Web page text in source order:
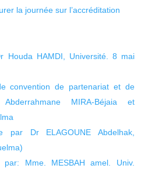
la journée sur l’accréditation
Houda HAMDI, Université. 8 mai
convention de partenariat et de
MIRA-Béjaia et
par Dr ELAGOUNE Abdelhak,
par: Mme. MESBAH amel. Univ.